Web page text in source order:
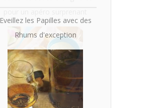
Eveillez les Papilles avec des
Rhums d'exception